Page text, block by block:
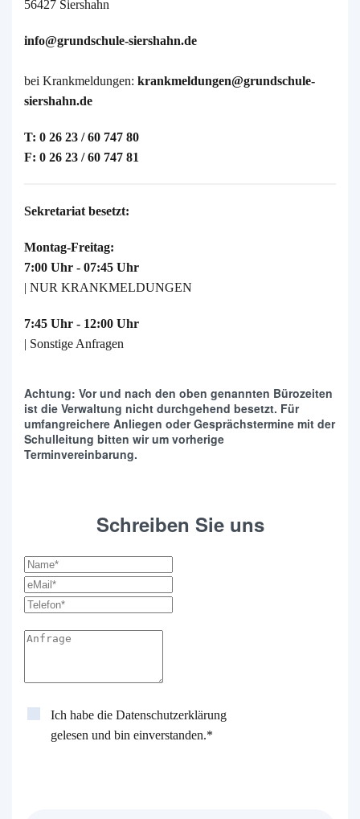
56427 Siershahn
info@grundschule-siershahn.de
bei Krankmeldungen: krankmeldungen@grundschule-
siershahn.de
T: 0 26 23 / 60 747 80
F: 0 26 23 / 60 747 81
Sekretariat besetzt:
Montag-Freitag:
7:00 Uhr - 07:45 Uhr
| NUR KRANKMELDUNGEN
7:45 Uhr - 12:00 Uhr
| Sonstige Anfragen
Achtung: Vor und nach den oben genannten Bürozeiten
ist die Verwaltung nicht durchgehend besetzt. Für
umfangreichere Anliegen oder Gesprächstermine mit der
Schulleitung bitten wir um vorherige
Terminvereinbarung.
Schreiben Sie uns
Ich habe die Datenschutzerklärung
gelesen und bin einverstanden.*